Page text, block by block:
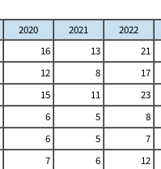
2020 2021 2022
16 13 21
12 8 17
15 11 23
6 5 8
6 5 7
7 6 12